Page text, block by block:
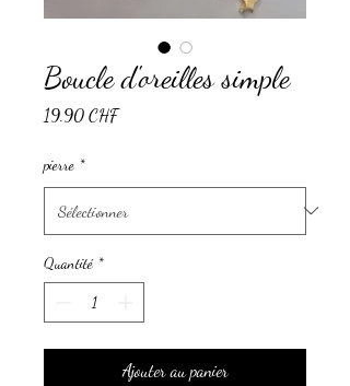
Boucle d'oreilles simple
19.90 CHFPrix
pierre *
Quantité *
Ajouter au panier